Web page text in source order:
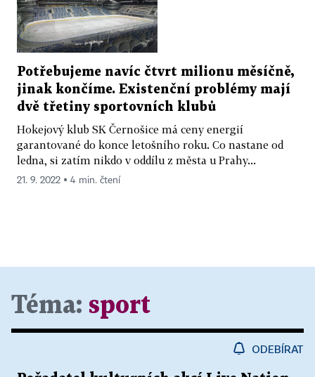
Potřebujeme navíc čtvrt milionu měsíčně,
jinak končíme. Existenční problémy mají
dvě třetiny sportovních klubů
Hokejový klub SK Černošice má ceny energií
garantované do konce letošního roku. Co nastane od
ledna, si zatím nikdo v oddílu z města u Prahy...
21. 9. 2022 ▪ 4 min. čtení
Téma: sport
ODEBÍRAT